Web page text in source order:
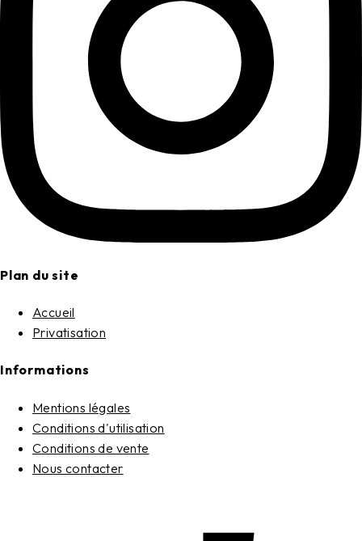
Plan du site
Accueil
Privatisation
Informations
Mentions légales
Conditions d'utilisation
Conditions de vente
Nous contacter